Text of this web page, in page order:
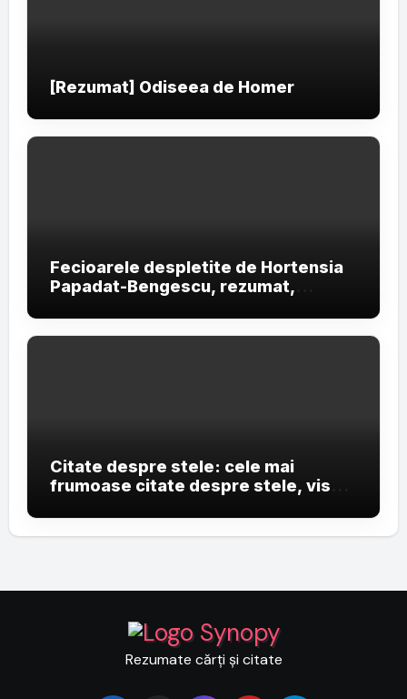
[Rezumat] Odiseea de Homer
Fecioarele despletite de Hortensia
Papadat-Bengescu, rezumat,
Citate despre stele: cele mai
frumoase citate despre stele, vise
Rezumate cărți și citate